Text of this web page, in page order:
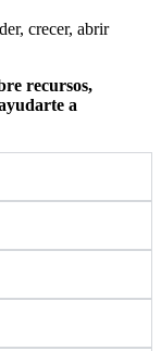
crecer, abrir
recursos,
a